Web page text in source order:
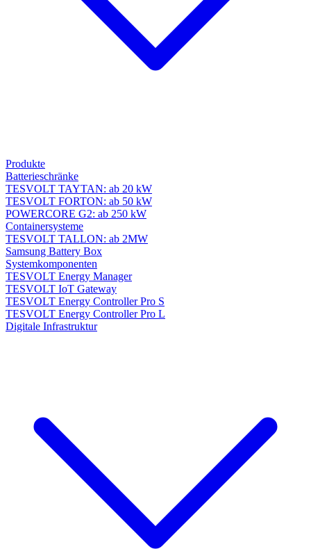
Produkte
Batterieschränke
TESVOLT TAYTAN: ab 20 kW
TESVOLT FORTON: ab 50 kW
POWERCORE G2: ab 250 kW
Containersysteme
TESVOLT TALLON: ab 2MW
Samsung Battery Box
Systemkomponenten
TESVOLT Energy Manager
TESVOLT IoT Gateway
TESVOLT Energy Controller Pro S
TESVOLT Energy Controller Pro L
Digitale Infrastruktur